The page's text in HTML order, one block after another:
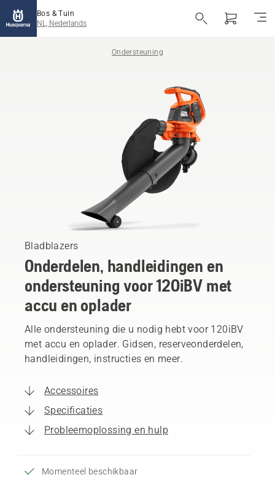
Bos & Tuin
NL, Nederlands
Ondersteuning
Bladblazers
Onderdelen, handleidingen en
ondersteuning voor 120iBV met
accu en oplader
Alle ondersteuning die u nodig hebt voor 120iBV
met accu en oplader. Gidsen, reserveonderdelen,
handleidingen, instructies en meer.
Accessoires
Specificaties
Probleemoplossing en hulp
Momenteel beschikbaar